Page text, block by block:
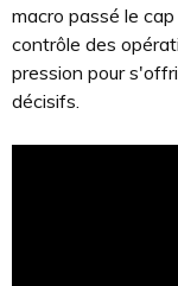
macro passé le
contrôle des
pression pour
décisifs.